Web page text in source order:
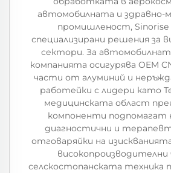
автомобилната и здравно-
промишленост, Sinorise
специализирани решения за
сектори. За
компанията осигурява OEM
части от алуминий и
работейки с лидери като
медицинската област
компоненти подпомагат
диагностични и
отговаряйки на
високопроизводителни
селскостопанската техника